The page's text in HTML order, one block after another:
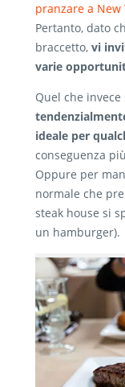
pranzare a New
Pertanto, dato
braccetto, vi
varie
Quel che
ideale per
conseguenza
Oppure per
normale che
steak house si
un hamburger).